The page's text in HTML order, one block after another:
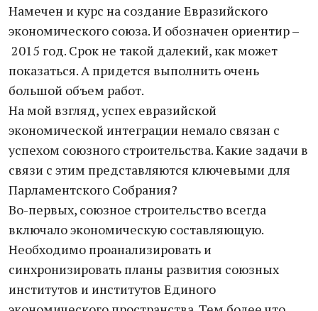
Намечен и курс на создание Евразийского
экономического союза. И обозначен ориентир –
2015 год. Срок не такой далекий, как может
показаться. А придется выполнить очень
большой объем работ.
На мой взгляд, успех евразийской
экономической интеграции немало связан с
успехом союзного строительства. Какие задачи в
связи с этим представляются ключевыми для
Парламентского Собрания?
Во-первых, союзное строительство всегда
включало экономическую составляющую.
Необходимо проанализировать и
синхронизировать планы развития союзных
институтов и институтов Единого